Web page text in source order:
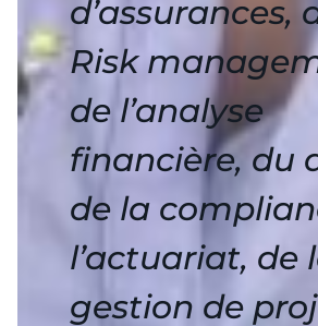
d’assurances,
Risk
de l’analyse
financière, du
de la
l’actuariat, de
gestion de